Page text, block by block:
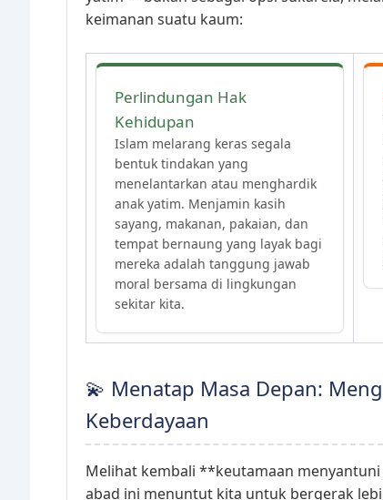
keimanan suatu kaum:
Perlindungan Hak
Kehidupan
Islam melarang keras segala
bentuk tindakan yang
menelantarkan atau menghardik
anak yatim. Menjamin kasih
sayang, makanan, pakaian, dan
tempat bernaung yang layak bagi
mereka adalah tanggung jawab
moral bersama di lingkungan
sekitar kita.
💫 Menatap Masa Depan:
Keberdayaan
Melihat kembali **keutamaan
abad ini menuntut kita untuk bergerak